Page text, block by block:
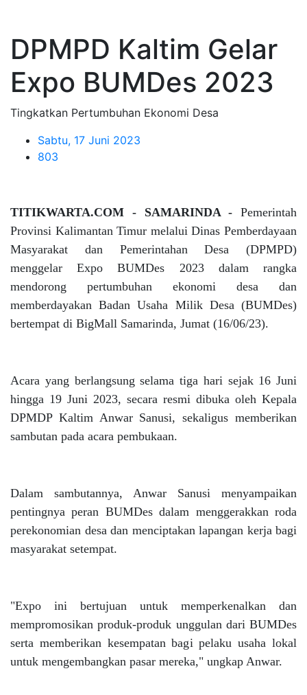
DPMPD Kaltim Gelar
Expo BUMDes 2023
Tingkatkan Pertumbuhan Ekonomi Desa
Sabtu, 17 Juni 2023
803
TITIKWARTA.COM - SAMARINDA - Pemerintah
Provinsi Kalimantan Timur melalui Dinas Pemberdayaan
Masyarakat dan Pemerintahan Desa (DPMPD)
menggelar Expo BUMDes 2023 dalam rangka
mendorong pertumbuhan ekonomi desa dan
memberdayakan Badan Usaha Milik Desa (BUMDes)
bertempat di BigMall Samarinda, Jumat (16/06/23).
Acara yang berlangsung selama tiga hari sejak 16 Juni
hingga 19 Juni 2023, secara resmi dibuka oleh Kepala
DPMDP Kaltim Anwar Sanusi, sekaligus memberikan
sambutan pada acara pembukaan.
Dalam sambutannya, Anwar Sanusi menyampaikan
pentingnya peran BUMDes dalam menggerakkan roda
perekonomian desa dan menciptakan lapangan kerja bagi
masyarakat setempat.
"Expo ini bertujuan untuk memperkenalkan dan
mempromosikan produk-produk unggulan dari BUMDes
serta memberikan kesempatan bagi pelaku usaha lokal
untuk mengembangkan pasar mereka," ungkap Anwar.